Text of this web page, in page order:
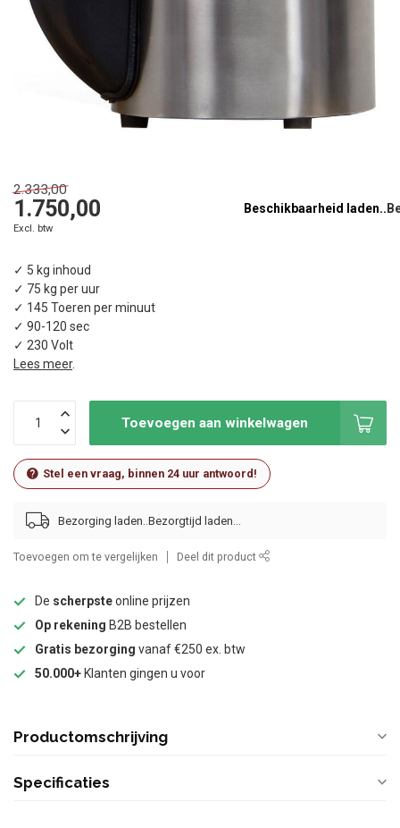
2.333,00
1.750,00
Excl. btw
Beschikbaarheid laden..
✓ 5 kg inhoud
✓ 75 kg per uur
✓ 145 Toeren per minuut
✓ 90-120 sec
✓ 230 Volt
Lees meer.
Toevoegen aan winkelwagen
Stel een vraag, binnen 24 uur antwoord!
Bezorging laden..
Toevoegen om te vergelijken Deel dit product
De scherpsteonline prijzen
Op rekening B2B bestellen
Gratis bezorging vanaf €250 ex. btw
50.000+ Klanten gingen u voor
Productomschrijving
Specificaties